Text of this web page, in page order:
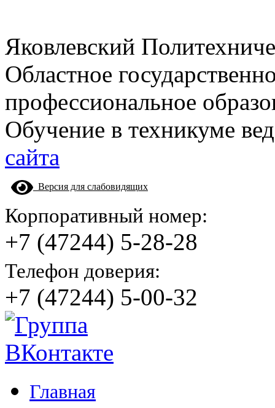
Яковлевский
Областное
профессиональное
Обучение в техникуме
сайта
Версия для слабовидящих
Корпоративный номер:
+7 (47244) 5-28-28
Телефон доверия:
+7 (47244) 5-00-32
Главная